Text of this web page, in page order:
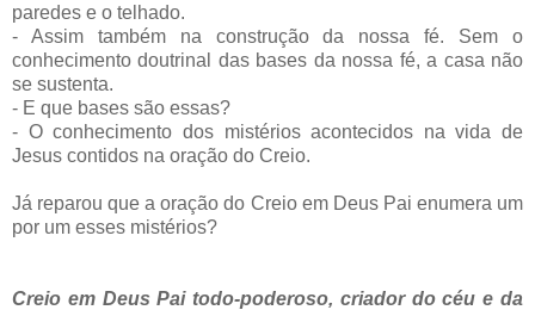
paredes e o telhado.
- Assim também na construção da nossa fé. Sem o
conhecimento doutrinal das bases da nossa fé, a casa não
se sustenta.
- E que bases são essas?
- O conhecimento dos mistérios acontecidos na vida de
Jesus contidos na oração do Creio.
Já reparou que a oração do Creio em Deus Pai enumera um
por um esses mistérios?
Creio em Deus Pai todo-poderoso, criador do céu e da